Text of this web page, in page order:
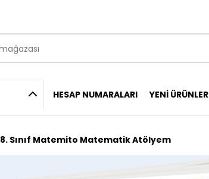
HESAP NUMARALARI YENI ÜRÜNLER
8. Sınıf Matemito Matematik Atölyem